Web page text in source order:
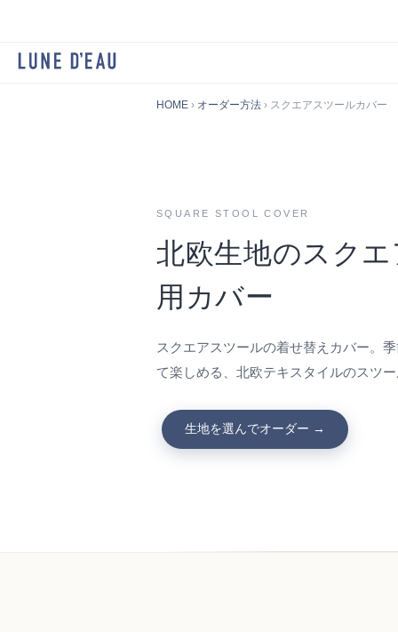
HOME › オーダー方法 › スクエアスツールカバー
SQUARE STOOL COVER
北欧生地のスク
用カバー
スクエアスツールの着せ替えカバー。
て楽しめる、北欧テキスタイルのスツ
生地を選んでオーダー →